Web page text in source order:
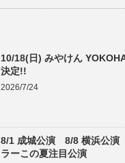
10/18(日) みやけん
決定!!
2026/7/24
8/1 成城公演 8/8 横浜公演
ラーこの夏注目公演